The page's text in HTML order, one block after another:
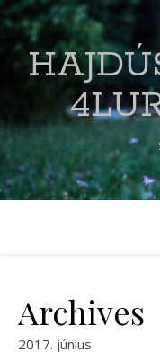
Archives
2017. június